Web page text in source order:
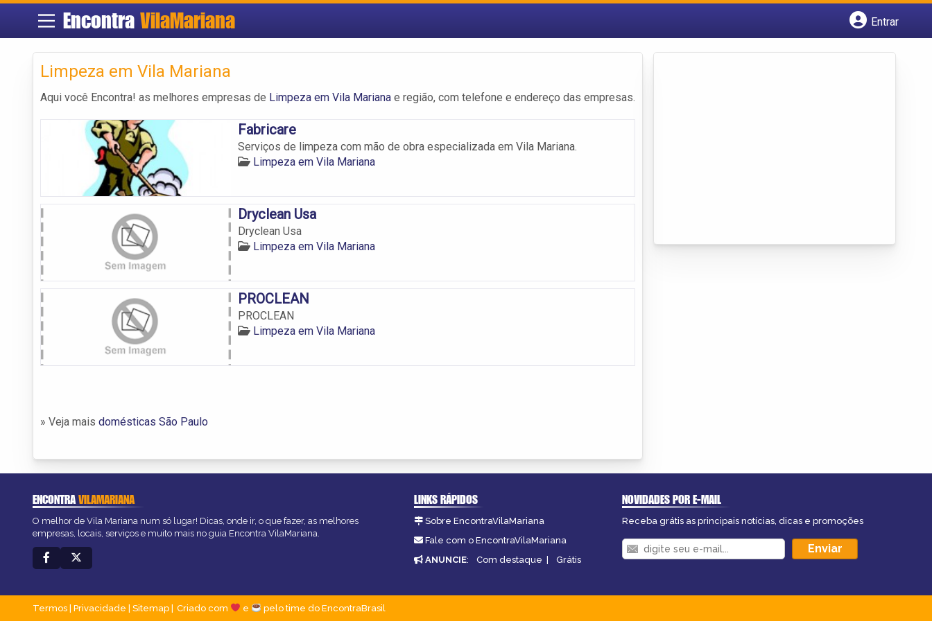
Encontra VilaMariana
Entrar
Limpeza em Vila Mariana
Aqui você Encontra! as melhores empresas de Limpeza em Vila Mariana e região, com telefone e endereço das empresas.
Fabricare
Serviços de limpeza com mão de obra especializada em Vila Mariana.
Limpeza em Vila Mariana
Dryclean Usa
Dryclean Usa
Limpeza em Vila Mariana
PROCLEAN
PROCLEAN
Limpeza em Vila Mariana
» Veja mais domésticas São Paulo
ENCONTRAVILAMARIANA
O melhor de Vila Mariana num só lugar! Dicas, onde ir, o que fazer, as melhores
empresas, locais, serviços e muito mais no guia Encontra VilaMariana.
LINKS RÁPIDOS
Sobre EncontraVilaMariana
Fale com o EncontraVilaMariana
ANUNCIE: Com destaque | Grátis
NOVIDADES POR E-MAIL
Receba grátis as principais notícias, dicas e promoções
Termos Privacidade Sitemap Criado com e pelo time do EncontraBrasil